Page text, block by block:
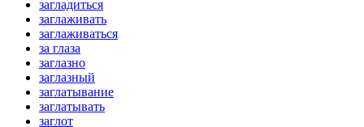
загладиться
заглаживать
заглаживаться
за глаза
заглазно
заглазный
заглатывание
заглатывать
заглот